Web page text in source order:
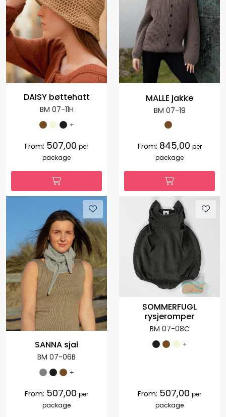
DAISY bøttehatt
BM 07-11H
+
From: 507,00 per
package
MALLE jakke
BM 07-19
From: 845,00 per
package
SANNA sjal
BM 07-06B
+
From: 507,00 per
package
SOMMERFUGL
rysjeromper
BM 07-08C
+
From: 507,00 per
package